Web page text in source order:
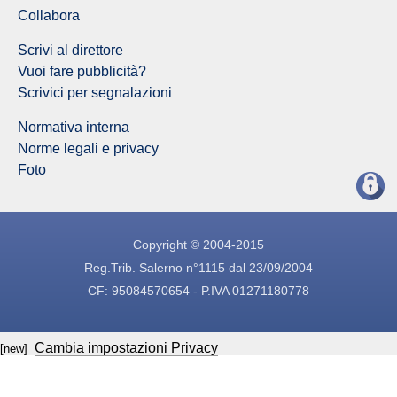
Collabora
Scrivi al direttore
Vuoi fare pubblicità?
Scrivici per segnalazioni
Normativa interna
Norme legali e privacy
Foto
Copyright © 2004-2015
Reg.Trib. Salerno n°1115 dal 23/09/2004
CF: 95084570654 - P.IVA 01271180778
[new] Cambia impostazioni Privacy